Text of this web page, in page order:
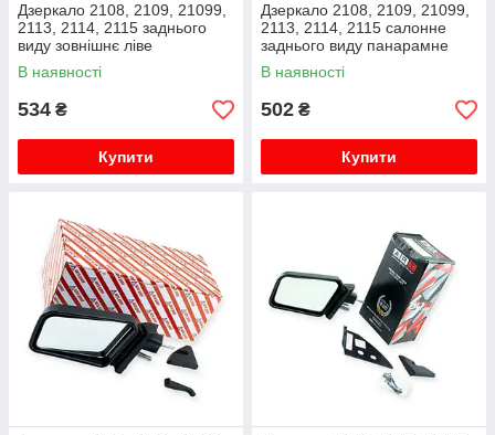
Дзеркало 2108, 2109, 21099,
2113, 2114, 2115 заднього
виду зовнішнє ліве
металевий кронштейн CS-20
В наявності
534 ₴
Купити
Дзеркало 2108, 2109, 21099,
2113, 2114, 2115 салонне
заднього виду панарамне
В наявності
502 ₴
Купити